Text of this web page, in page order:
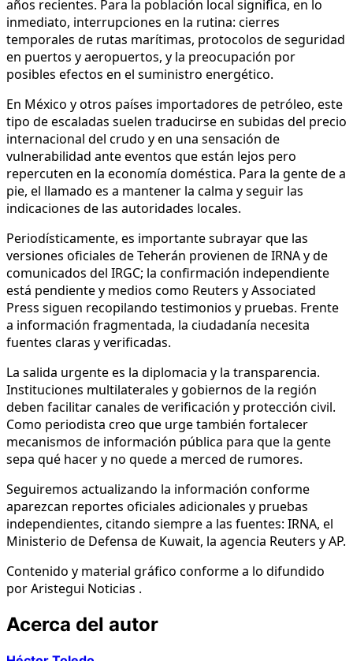
años recientes. Para la población local significa, en lo
inmediato, interrupciones en la rutina: cierres
temporales de rutas marítimas, protocolos de seguridad
en puertos y aeropuertos, y la preocupación por
posibles efectos en el suministro energético.
En México y otros países importadores de petróleo, este
tipo de escaladas suelen traducirse en subidas del precio
internacional del crudo y en una sensación de
vulnerabilidad ante eventos que están lejos pero
repercuten en la economía doméstica. Para la gente de a
pie, el llamado es a mantener la calma y seguir las
indicaciones de las autoridades locales.
Periodísticamente, es importante subrayar que las
versiones oficiales de Teherán provienen de IRNA y de
comunicados del IRGC; la confirmación independiente
está pendiente y medios como Reuters y Associated
Press siguen recopilando testimonios y pruebas. Frente
a información fragmentada, la ciudadanía necesita
fuentes claras y verificadas.
La salida urgente es la diplomacia y la transparencia.
Instituciones multilaterales y gobiernos de la región
deben facilitar canales de verificación y protección civil.
Como periodista creo que urge también fortalecer
mecanismos de información pública para que la gente
sepa qué hacer y no quede a merced de rumores.
Seguiremos actualizando la información conforme
aparezcan reportes oficiales adicionales y pruebas
independientes, citando siempre a las fuentes: IRNA, el
Ministerio de Defensa de Kuwait, la agencia Reuters y AP.
Contenido y material gráfico conforme a lo difundido
por Aristegui Noticias .
Acerca del autor